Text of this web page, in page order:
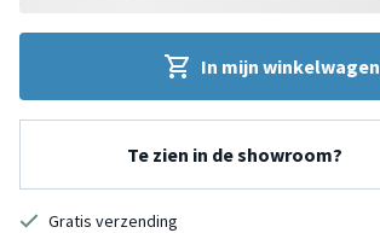
In mijn winkelwagen
Te zien in de showroom?
Gratis verzending